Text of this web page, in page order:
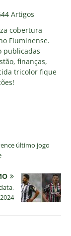
Artigos
cobertura
Fluminense.
publicadas
finanças,
tricolor fique
último jogo